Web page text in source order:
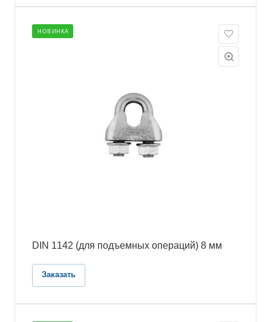
НОВИНКА
DIN 1142 (для подъемных операций) 8 мм
Заказать